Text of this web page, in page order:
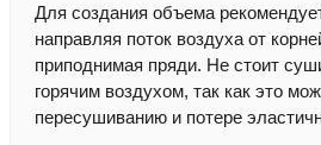
Для создания объема
направляя поток воздуха от
приподнимая пряди. Не стоит
горячим воздухом, так как это
пересушиванию и потере